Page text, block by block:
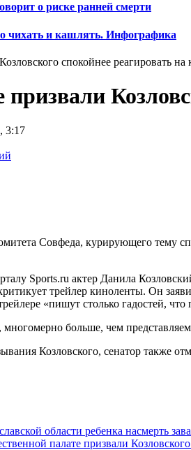
о риске ранней смерти
чихать и кашлять. Инфографика
3:17
Совфеда, курирующего тему
Sports.ru актер Данила
критикует трейлер киноленты. Он
«пишут столько гадостей,
многомерно больше, чем
Козловского, сенатор также
области ребенка насмерть
палате призвали Козловского